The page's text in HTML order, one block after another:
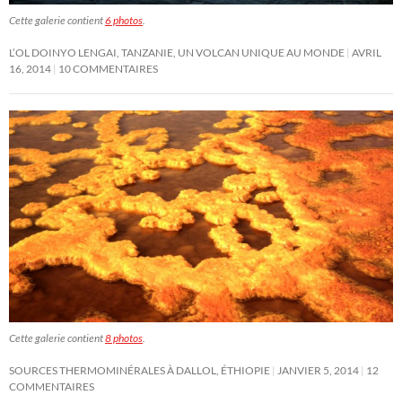
Cette galerie contient6 photos
L’OL DOINYO LENGAI, TANZANIE, UN VOLCAN UNIQUE AU MONDE AVRIL
16, 2014 10 COMMENTAIRES
Cette galerie contient8 photos.
SOURCES THERMOMINÉRALES À DALLOL, ÉTHIOPIE JANVIER 5, 2014 12
COMMENTAIRES